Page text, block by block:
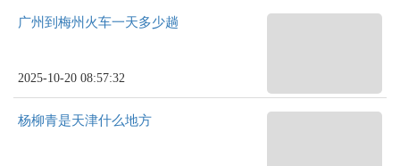
广州到梅州火车一天多少趟
2025-10-20 08:57:32
杨柳青是天津什么地方